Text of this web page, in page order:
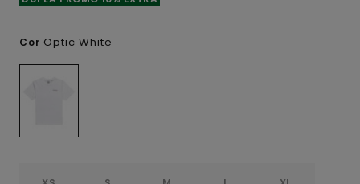
Cor Optic White